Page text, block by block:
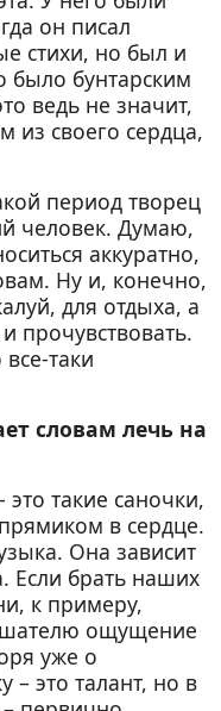
он писал
стихи, но был и
было бунтарским
ведь не значит,
из своего сердца,
период творец
человек. Думаю,
аккуратно,
Ну и, конечно,
для отдыха, а
прочувствовать.
таки
словам лечь на
такие саночки,
в сердце.
Она зависит
Если брать наших
к примеру,
ощущение
уже о
– это талант, но в